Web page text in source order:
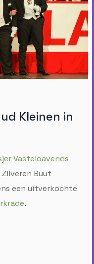
Kleinen in
Vasteloavends
Zilveren Buut
een uitverkochte
.